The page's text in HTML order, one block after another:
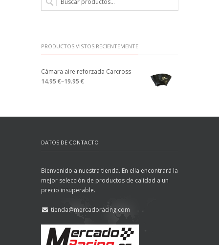
PRODUCTOS VISTOS RECIENTEMENTE
Cámara aire reforzada Carcross
14.95 €–19.95 €
DATOS DE CONTACTO
Bienvenido a nuestra tienda. En ella encontrará la
mejor selección de productos de calidad a un
precio insuperable.
tienda@mercadoracing.com